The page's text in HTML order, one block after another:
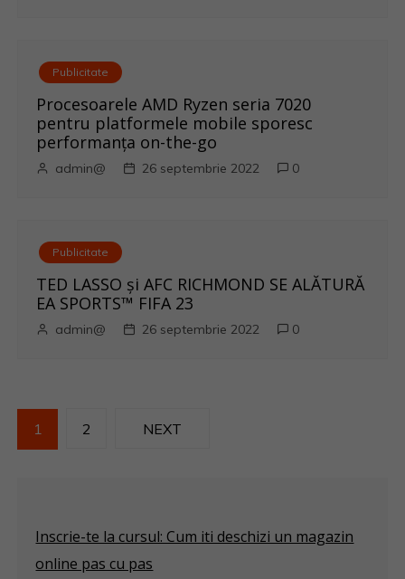
Publicitate
Procesoarele AMD Ryzen seria 7020
pentru platformele mobile sporesc
performanța on-the-go
admin@ 26 septembrie 2022 0
Publicitate
TED LASSO și AFC RICHMOND SE ALĂTURĂ
EA SPORTS™ FIFA 23
admin@ 26 septembrie 2022 0
N
1 2 NEXT
Inscrie-te la cursul: Cum iti deschizi un magazin
online pas cu pas